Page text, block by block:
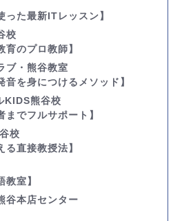
った最新ITレッスン】
校
育のプロ教師】
ブ・熊谷教室
音を身につけるメソッド】
KIDS熊谷校
までフルサポート】
校
る直接教授法】
教室】
谷本店センター